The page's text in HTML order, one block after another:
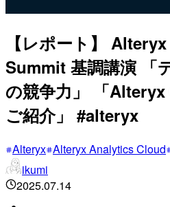
【レポート】
Summit 基調講演 「
の競争力」 「
ご紹介」 #alteryx
Alteryx Alteryx Analytics Cloud
ikumi
2025.07.14